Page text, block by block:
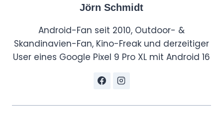
Jörn Schmidt
Android-Fan seit 2010, Outdoor- &
Skandinavien-Fan, Kino-Freak und derzeitiger
User eines Google Pixel 9 Pro XL mit Android 16